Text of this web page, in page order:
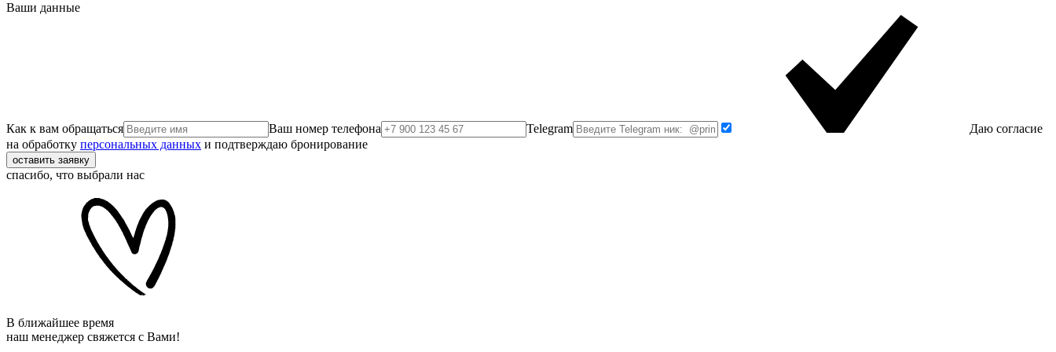
Ваши данные
Как к вам обращаться Ваш номер телефона Telegram
Даю согласие
на обработку персональных данных и подтверждаю бронирование
оставить заявку
спасибо, что выбрали нас
В ближайшее время
наш менеджер свяжется с Вами!